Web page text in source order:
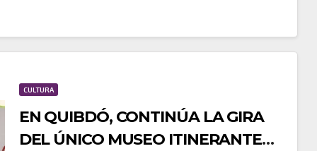
CULTURA
EN QUIBDÓ, CONTINÚA LA GIRA
DEL ÚNICO MUSEO ITINERANTE